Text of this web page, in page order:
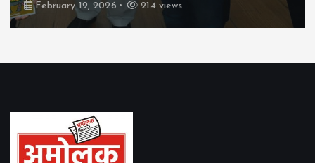
February 19, 2026 214 views